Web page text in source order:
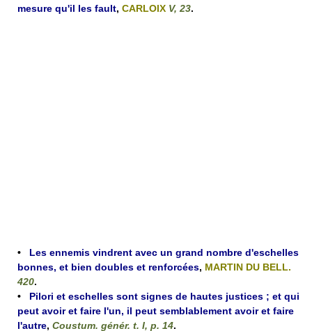
mesure qu'il les fault, CARLOIX V, 23.
• Les ennemis vindrent avec un grand nombre d'eschelles
bonnes, et bien doubles et renforcées, MARTIN DU BELL.
420.
• Pilori et eschelles sont signes de hautes justices ; et qui
peut avoir et faire l'un, il peut semblablement avoir et faire
l'autre, Coustum. génér. t. I, p. 14.